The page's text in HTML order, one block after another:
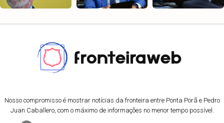
Nosso compromisso é mostrar notícias da fronteira entre Ponta Porã e Pedro
Juan Caballero, com o máximo de informações no menor tempo possível.